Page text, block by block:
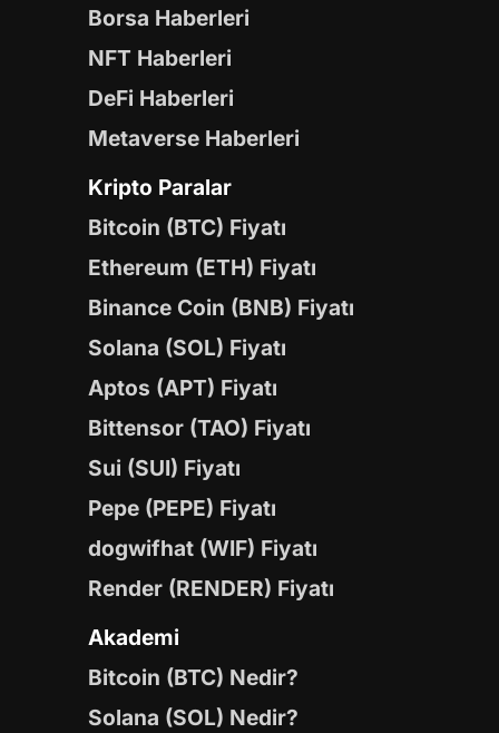
Borsa Haberleri
NFT Haberleri
DeFi Haberleri
Metaverse Haberleri
Kripto Paralar
Bitcoin (BTC) Fiyatı
Ethereum (ETH) Fiyatı
Binance Coin (BNB) Fiyatı
Solana (SOL) Fiyatı
Aptos (APT) Fiyatı
Bittensor (TAO) Fiyatı
Sui (SUI) Fiyatı
Pepe (PEPE) Fiyatı
dogwifhat (WIF) Fiyatı
Render (RENDER) Fiyatı
Akademi
Bitcoin (BTC) Nedir?
Solana (SOL) Nedir?